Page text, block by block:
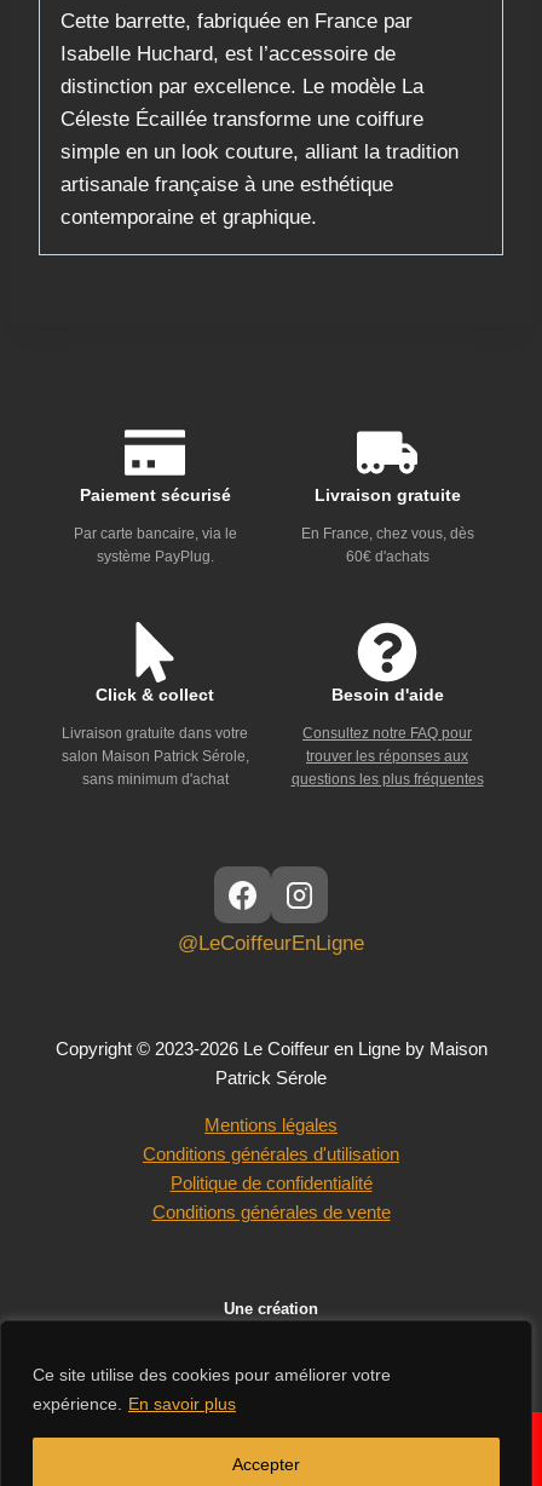
En raison des congés d'été de nos fournisseurs, les délais de
livraison peuvent être légèrement rallongés. Merci de votre
Ce site utilise des cookies pour améliorer votre
expérience.
En savoir plus
Accepter
​Cette barrette, fabriquée en France par
Isabelle Huchard, est l’accessoire de
distinction par excellence. Le modèle La
Céleste Écaillée transforme une coiffure
simple en un look couture, alliant la tradition
artisanale française à une esthétique
contemporaine et graphique.
Paiement sécurisé
Par carte bancaire, via le
système PayPlug.
Livraison gratuite
En France, chez vous, dès
60€ d'achats
Click & collect
Livraison gratuite dans votre
salon Maison Patrick Sérole,
sans minimum d'achat
Besoin d'aide
Consultez notre FAQ pour
trouver les réponses aux
questions les plus fréquentes
@LeCoiffeurEnLigne
Copyright © 2023-2026 Le Coiffeur en Ligne by Maison
Patrick Sérole
Mentions légales
Conditions générales d'utilisation
Politique de confidentialité
Conditions générales de vente
Une création